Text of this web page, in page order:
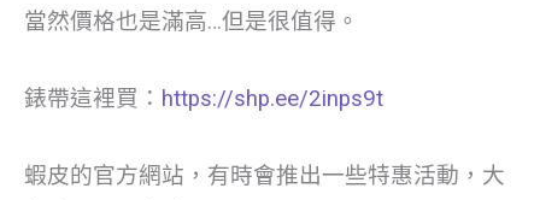
當然價格也是滿高…但是很值得。
錶帶這裡買： https://shp.ee/2inps9t
蝦皮的官方網站，有時會推出一些特惠活動，大